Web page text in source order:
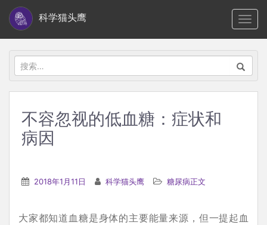
i
科学猫头鹰
搜
索：
不容忽视的低血糖：症状和
病因
2018年1月11日 科学猫头鹰 糖尿病正文
大家都知道血糖是身体的主要能量来源，但一提起血